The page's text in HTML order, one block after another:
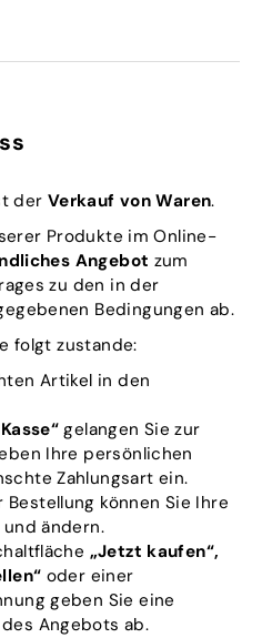
der Verkauf von Waren.
Produkte im Online-
Angebot zum
zu den in der
Bedingungen ab.
folgt zustande:
Artikel in den
gelangen Sie zur
Ihre persönlichen
Zahlungsart ein.
können Sie Ihre
ändern.
„Jetzt kaufen“,
oder einer
geben Sie eine
Angebots ab.